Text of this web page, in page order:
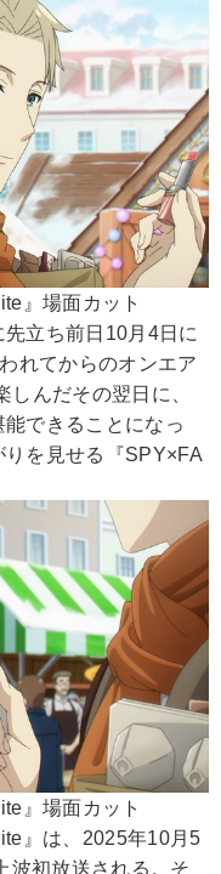
』場面カット
立ち前日10月4日に
れてからのオンエア
んだその翌日に、
できることになっ
を見せる『SPY×FA
』場面カット
』は、2025年10月5
波初放送される。そ